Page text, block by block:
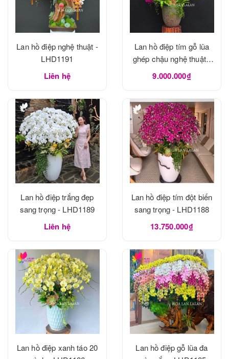
Lan hồ điệp nghệ thuật -
LHD1191
Liên hệ
Lan hồ điệp tím gỗ lũa
ghép chậu nghệ thuật -
LHD1190
9.000.000₫
Lan hồ điệp trắng đẹp
sang trọng - LHD1189
Liên hệ
Lan hồ điệp tím đột biến
sang trọng - LHD1188
13.750.000₫
Lan hồ điệp xanh táo 20
Lan hồ điệp gỗ lũa đa